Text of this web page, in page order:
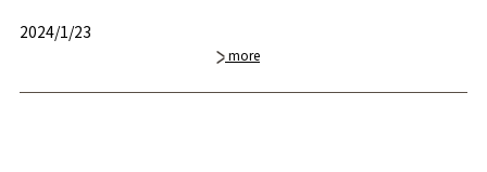
2024/1/23
more